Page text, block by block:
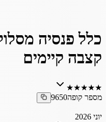
כלל פנסיה
קצבה קיימים
★
★
★
★
★
מספר קופה9650
יוני 2026